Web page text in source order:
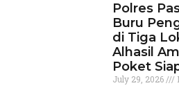
Polres
Buru
di Tiga
Alhasil
Poket
July 29, 2026